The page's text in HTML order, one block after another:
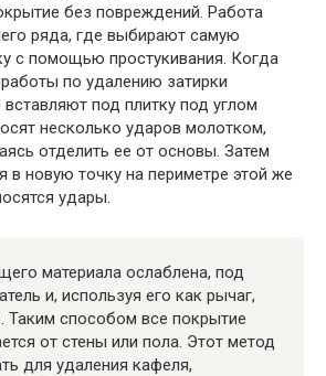
без повреждений. Работа
ряда, где выбирают самую
с помощью простукивания. Когда
по удалению затирки
под плитку под углом
несколько ударов молотком,
отделить ее от основы. Затем
в новую точку на периметре этой же
удары.
материала ослаблена, под
и, используя его как рычаг,
Таким способом все покрытие
от стены или пола. Этот метод
для удаления кафеля,